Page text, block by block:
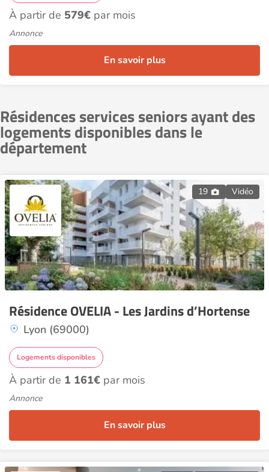
À partir de 579€ par mois
Annonce
En savoir plus
Résidences services seniors ayant des
logements disponibles dans le
département
19 Vidéo
Résidence OVELIA - Les Jardins d’Hortense
Lyon (69000)
Logements disponibles
À partir de 1 161€ par mois
Annonce
En savoir plus